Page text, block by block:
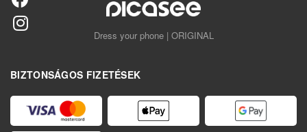
Dress your phone | ORIGINAL
BIZTONSÁGOS FIZETÉSEK